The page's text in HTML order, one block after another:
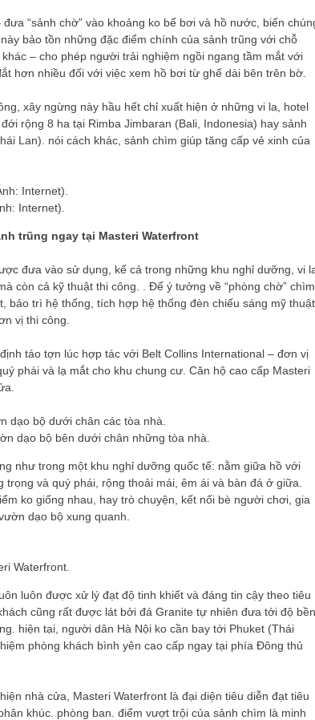
“sảnh chờ” vào khoảng ko bể bơi và hồ nước, biến
bảo tồn những đặc điểm chính của sảnh trũng với chỗ
– cho phép người trải nghiệm ngồi ngang tầm mắt với
hơn nhiều đối với việc xem hồ bơi từ ghế dài bên trên bờ.
xây ngừng này hầu hết chỉ xuất hiện ở những vi la, hotel
rộng 8 ha tại Rimba Jimbaran (Bali, Indonesia) hay sảnh
Lan). nói cách khác, sảnh chìm giúp tăng cấp vẻ xinh của
Internet).
trũng ngay tại Masteri Waterfront
đưa vào sử dụng, kể cả trong những khu nghỉ dưỡng, vi
còn cả kỹ thuật thi công. . Để ý tưởng về “phòng chờ” chìm
trì hệ thống, tích hợp hệ thống đèn chiếu sáng mỹ
vị thi công.
táo tợn lúc hợp tác với Belt Collins International – đơn vị
phái và lạ mắt cho khu chung cư. Căn hộ cao cấp Masteri
dạo bộ bên dưới chân những tòa nhà.
như trong một khu nghỉ dưỡng quốc tế: nằm giữa hồ với
và quý phái, rộng thoải mái, êm ái và bàn đá ở giữa.
ko giống nhau, hay trò chuyện, kết nối bè người chơi, gia
dạo bộ xung quanh.
Waterfront.
luôn được xử lý đạt độ tinh khiết và đáng tin cậy theo tiêu
cũng rất được lát bởi đá Granite tự nhiên đưa tới độ bền
hiện tại, người dân Hà Nội ko cần bay tới Phuket (Thái
phòng khách bình yên cao cấp ngay tại phía Đông thủ
nhà cửa, Masteri Waterfront là đại diện tiêu diễn đạt tiêu
khúc. phòng ban. điểm vượt trội của sảnh chìm là minh